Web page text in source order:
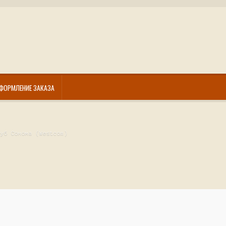
ЗАКАЗА
Сонома (Westcom)